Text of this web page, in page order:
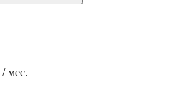
/ мес.